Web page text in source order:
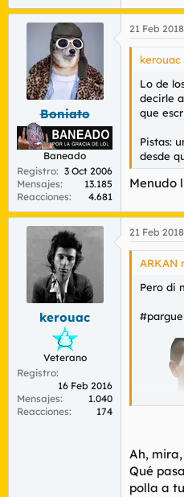
Boniato
Baneado
Registro
3 Oct 2006
Mensajes
13.185
Reacciones
4.681
21 Feb 2018
kerouac
Lo de
decirle
que
Pistas:
desde
Menudo
kerouac
Veterano
Registro
16 Feb 2016
Mensajes
1.040
Reacciones
174
21 Feb 2018
ARKAN
Pero di
Aqui
Ah,
Qué
polla a